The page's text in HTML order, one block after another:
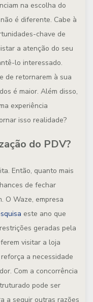
na escolha do
é diferente. Cabe à
chave de
a atenção do seu
lo interessado.
de retornarem à sua
é maior. Além disso,
experiência
isso realidade?
do PDV?
Então, quanto mais
de fechar
O Waze, empresa
este ano que
geradas pela
visitar a loja
a necessidade
Com a concorrência
pode ser
a seguir outras razões